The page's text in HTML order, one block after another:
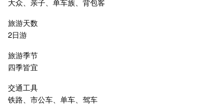
大众、亲子、单车族、背包客
旅游天数
2日游
旅游季节
四季皆宜
交通工具
铁路、市公车、单车、驾车